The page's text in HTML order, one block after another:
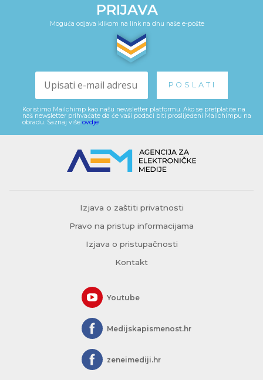
PRIJAVA
Moguća odjava klikom na link na dnu naše e-pošte
Koristimo Mailchimp kao našu newsletter platformu. Ako se pretplatite na
naš newsletter prihvaćate da će vaši podaci biti proslijeđeni Mailchimpu na
obradu. Saznaj više ovdje
Izjava o zaštiti privatnosti
Pravo na pristup informacijama
Izjava o pristupačnosti
Kontakt
Youtube
Medijskapismenost.hr
zeneimediji.hr